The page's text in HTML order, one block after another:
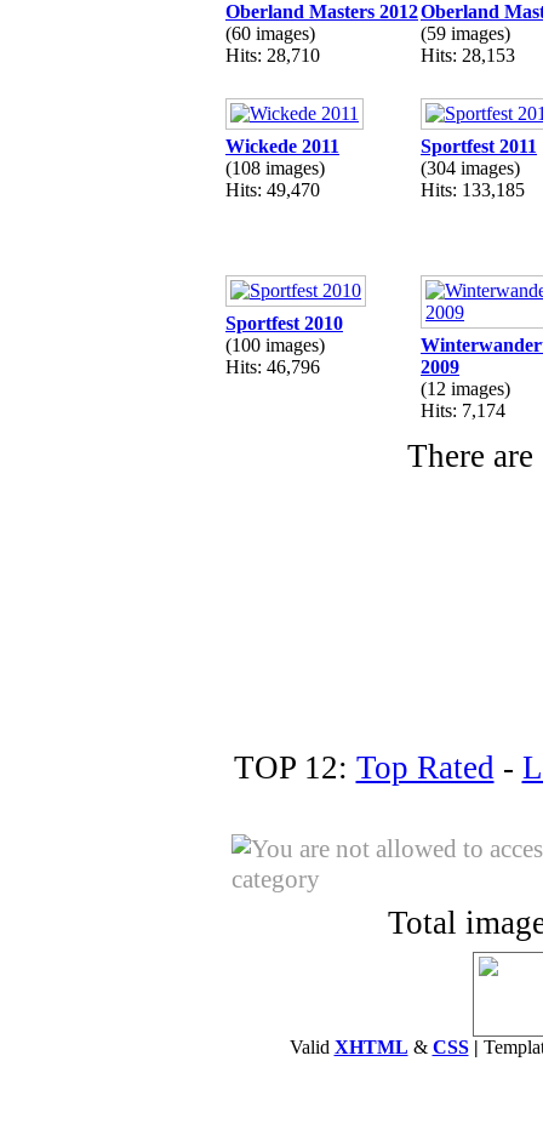
Oberland Masters 2012
(60 images)
Hits: 28,710
Oberland
(59 images)
Hits: 28,153
Wickede 2011
(108 images)
Hits: 49,470
Sportfest 2011
(304 images)
Hits: 133,185
Sportfest 2010
(100 images)
Hits: 46,796
2009
(12 images)
Hits: 7,174
There
TOP 12: Top Rated -
Total
Valid XHTML & CSS |